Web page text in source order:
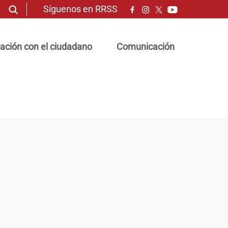
Síguenos en RRSS
con el ciudadano Comunicación